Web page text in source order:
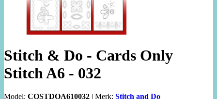
Stitch & Do - Cards Only
Stitch A6 - 032
Model: COSTDOA610032 | Merk: Stitch and Do